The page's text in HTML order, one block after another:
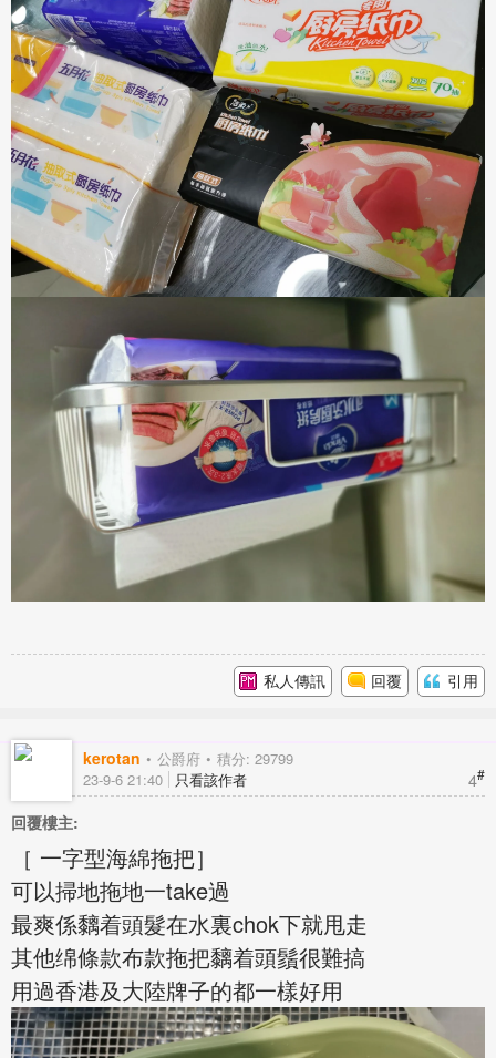
私人傳訊 回覆 引用
kerotan 公爵府 積分: 29799
4#
23-9-6 21:40 只看該作者
回覆樓主:
［ 一字型海綿拖把］
可以掃地拖地一take過
最爽係黐着頭髮在水裏chok下就甩走
其他绵條款布款拖把黐着頭鬚很難搞
用過香港及大陸牌子的都一樣好用